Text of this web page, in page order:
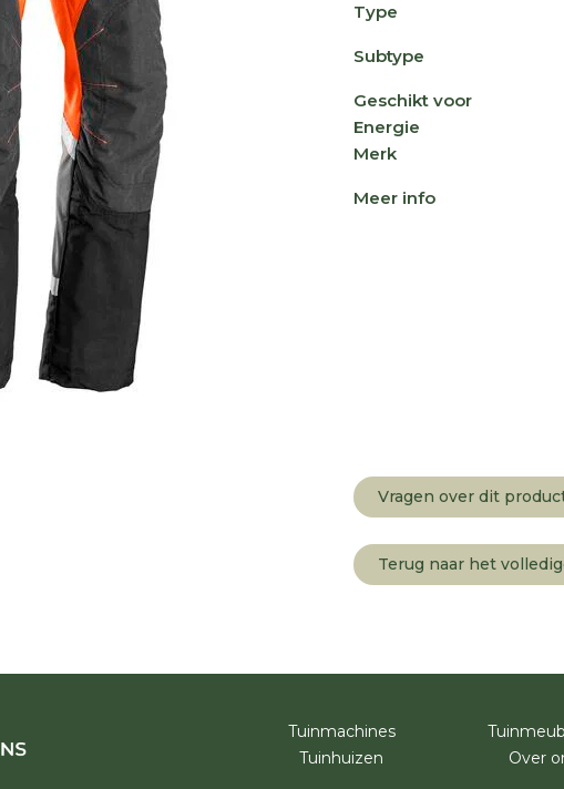
Type
Subtype
Geschikt voor
Energie
Merk
Meer info
Vragen over dit
Terug naar het
Tuinmachines
Tuinhuizen
Over